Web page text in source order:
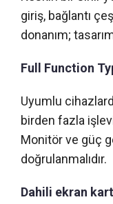
giriş, bağlantı
donanım;
Full Function
Uyumlu
birden fazla
Monitör ve güç
doğrulanmalıdır.
Dahili ekran